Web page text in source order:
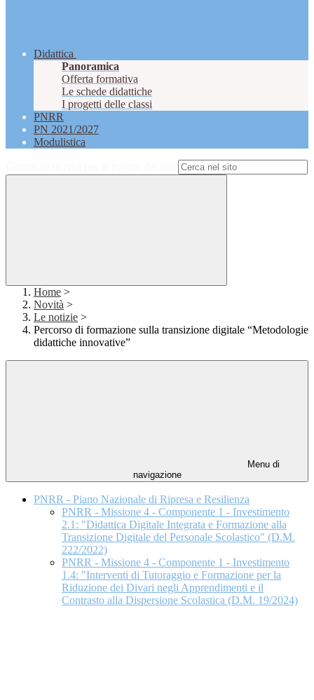
Didattica
Panoramica
Offerta formativa
Le schede didattiche
I progetti delle classi
PNRR
PN 2021/2027
Modulistica
Home >
Novità >
Le notizie >
Percorso di formazione sulla transizione digitale “Metodologie
didattiche innovative”
Menu di
navigazione
PNRR - Piano Nazionale di Ripresa e Resilienza
PNRR - Missione 4 - Componente 1 - Investimento
2.1: "Didattica Digitale Integrata e Formazione alla
Transizione Digitale del Personale Scolastico" (D.M.
222/2022)
PNRR - Missione 4 - Componente 1 - Investimento
1.4: "Interventi di Tutoraggio e Formazione per la
Riduzione dei Divari negli Apprendimenti e il
Contrasto alla Dispersione Scolastica (D.M. 19/2024)